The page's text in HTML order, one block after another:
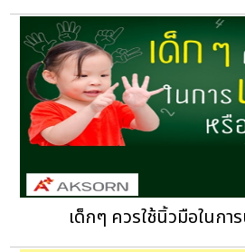
เด็กๆ ควรใช้นิ้วมือในกา